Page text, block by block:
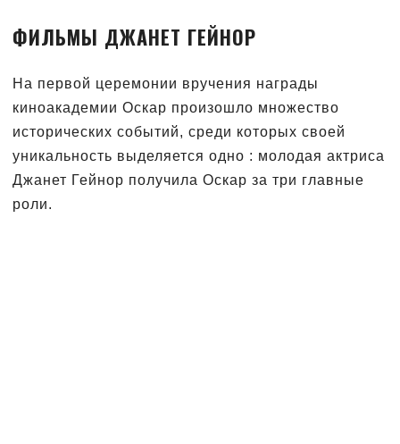
ФИЛЬМЫ ДЖАНЕТ ГЕЙНОР
На первой церемонии вручения награды
киноакадемии Оскар произошло множество
исторических событий, среди которых своей
уникальность выделяется одно : молодая актриса
Джанет Гейнор получила Оскар за три главные
роли.